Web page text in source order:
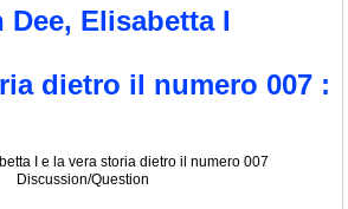
Dee, Elisabetta I
dietro il numero 007 :
I e la vera storia dietro il numero 007
Discussion/Question